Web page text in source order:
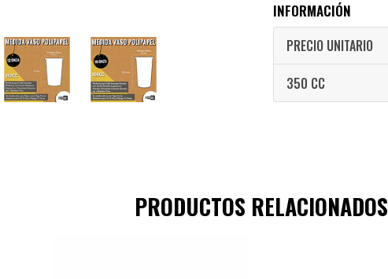
INFORMACIÓN
PRECIO UNITARIO
350 CC
PRODUCTOS RELACIONADOS